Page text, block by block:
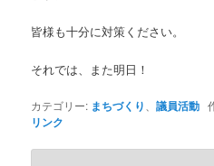
皆様も十分に対策ください。
それでは、また明日！
カテゴリー: まちづくり 、議員活動
リンク